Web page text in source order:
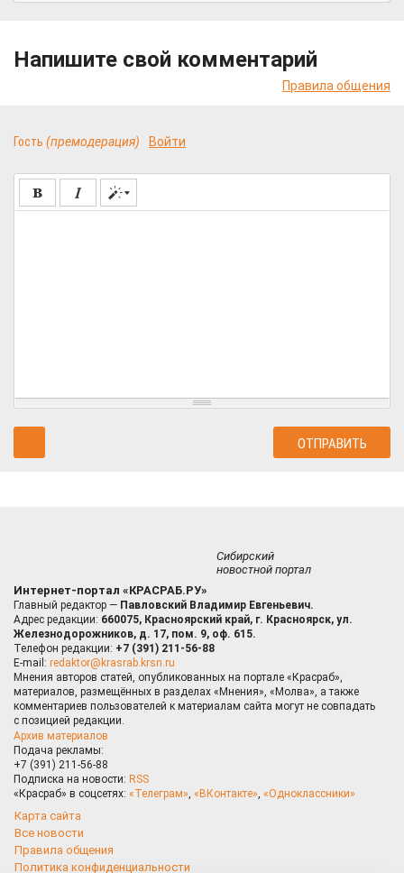
Напишите свой комментарий
Правила общения
Гость (премодерация) Войти
Сибирский
новостной портал
Интернет-портал «КРАСРАБ.РУ»
Главный редактор — Павловский Владимир Евгеньевич.
Адрес редакции: 660075, Красноярский край, г. Красноярск, ул.
Железнодорожников, д. 17, пом. 9, оф. 615.
Телефон редакции: +7 (391) 211-56-88
E-mail: redaktor@krasrab.krsn.ru
Мнения авторов статей, опубликованных на портале «Красраб»,
материалов, размещённых в разделах «Мнения», «Молва», а также
комментариев пользователей к материалам сайта могут не совпадать
с позицией редакции.
Архив материалов
Подача рекламы:
+7 (391) 211-56-88
Подписка на новости: RSS
«Красраб» в соцсетях: «Телеграм», «ВКонтакте», «Одноклассники»
Карта сайта
Все новости
Правила общения
Политика конфиденциальности